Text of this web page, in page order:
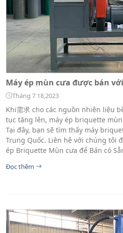
Máy ép mùn cưa được bán
Tháng 7 18,2023
Khi需求 cho các nguồn nhiên liệu
tục tăng lên, máy ép briquette
Tại đây, bạn sẽ tìm thấy máy
Trung Quốc. Liên hệ với chúng tôi
ép Briquette Mùn cưa để Bán có
Đọc thêm